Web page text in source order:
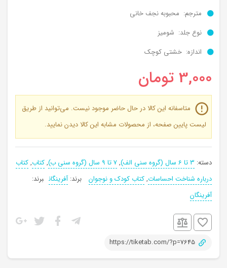
مترجم: محبوبه نجف خانی
نوع جلد: شومیز
اندازه: خشتی کوچک
3,000 تومان
متاسفانه این کالا در حال حاضر موجود نیست. می‌توانید از طریق
لیست پایین صفحه، از محصولات مشابه این کالا دیدن نمایید.
دسته: 3 تا 6 سال (گروه سنی الف) ,7 تا 9 سال (گروه سنی ب) ,کتاب,کتاب
درباره شناخت احساسات,کتاب کودک و نوجوان برند:آفرینگان برند:
آفرینگان
https://tiketab.com/?p=7645